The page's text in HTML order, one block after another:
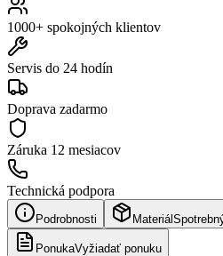
1000+ spokojných klientov
Servis do 24 hodín
Doprava zadarmo
Záruka 12 mesiacov
Technická podpora
Podrobnosti Materiál
PonukaVyžiadať ponuku